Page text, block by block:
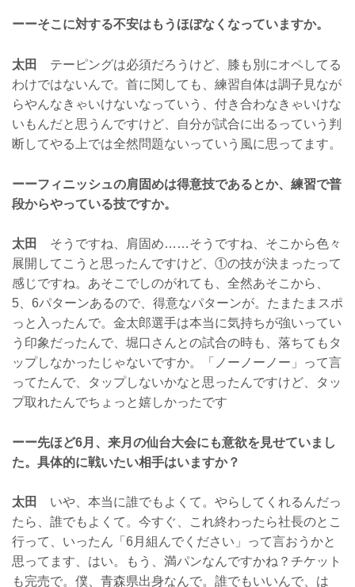
ーーそこに対する不安はもうほぼなくなっていますか。
太田
テーピングは必須だろうけど、膝も別にオペしてる
わけではないんで。首に関しても、練習自体は調子見なが
らやんなきゃいけないなっていう、付き合わなきゃいけな
いもんだと思うんですけど、自分が試合に出るっていう判
断してやる上では全然問題ないっていう風に思ってます。
ーーフィニッシュの肩固めは得意技であるとか、練習で普
段からやっている技ですか。
太田
そうですね、肩固め……そうですね、そこから色々
展開してこうと思ったんですけど、①の技が決まったって
感じですね。あそこでしのがれても、全然あそこから、
5、6パターンあるので、得意なパターンが。たまたまスポ
っと入ったんで。金太郎選手は本当に気持ちが強いってい
う印象だったんで、堀口さんとの試合の時も、落ちてもタ
ップしなかったじゃないですか。「ノーノーノー」って言
ってたんで、タップしないかなと思ったんですけど、タッ
プ取れたんでちょっと嬉しかったです
ーー先ほど6月、来月の仙台大会にも意欲を見せていまし
た。具体的に戦いたい相手はいますか？
太田
いや、本当に誰でもよくて。やらしてくれるんだっ
たら、誰でもよくて。今すぐ、これ終わったら社長のとこ
行って、いったん「6月組んでください」って言おうかと
思ってます、はい。もう、満パンなんですかね？チケット
も完売で。僕、青森県出身なんで。誰でもいいんで、は